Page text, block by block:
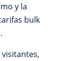
y la
bulk